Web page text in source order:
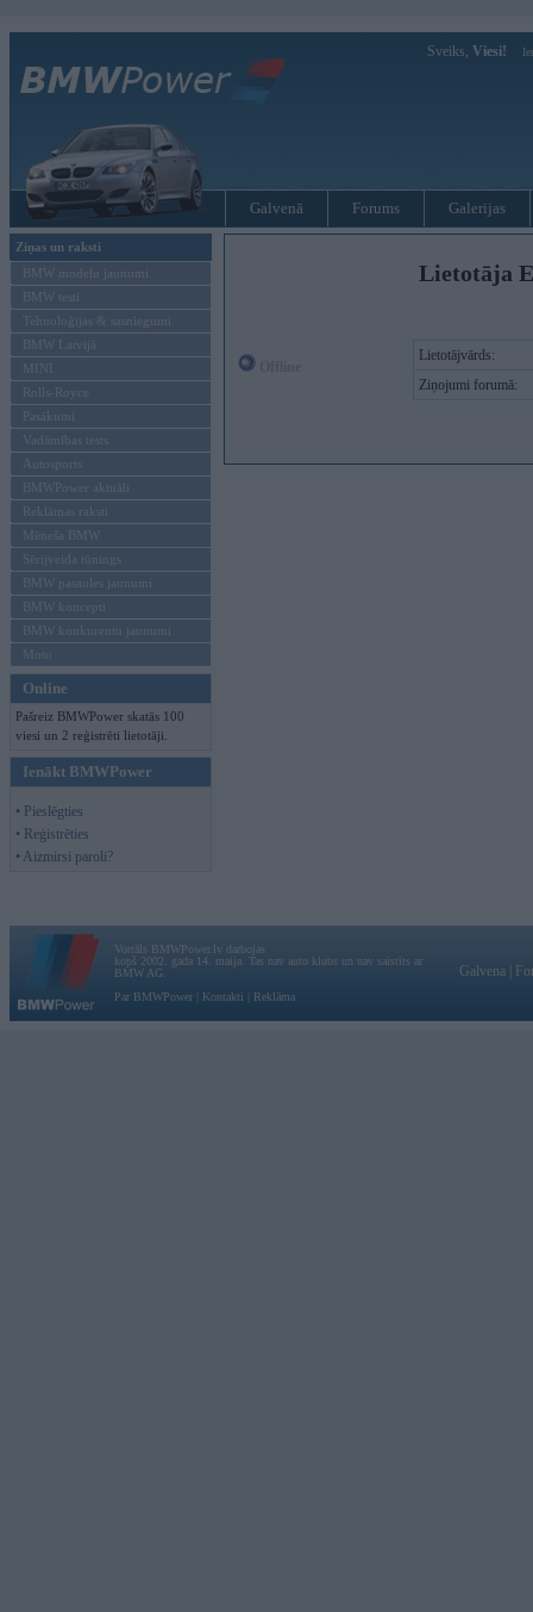
Sveiks, Viesi!
Galvenā Forums Galerijas
Ziņas un raksti
BMW modeļu jaunumi
BMW testi
Tehnoloģijas & sasniegumi
BMW Latvijā
MINI
Rolls-Royce
Pasākumi
Vadāmības tests
Autosports
BMWPower aktuāli
Reklāmas raksti
Mēneša BMW
Sērijveida tūnings
BMW pasaules jaunumi
BMW koncepti
BMW konkurentu jaunumi
Moto
Online
Pašreiz BMWPower skatās 100
viesi un 2 reģistrēti lietotāji.
Ienākt BMWPower
• Pieslēgties
• Reģistrēties
• Aizmirsi paroli?
Lietotāja
Lietotājvārds:
Ziņojumi forumā:
Vortāls BMWPower.lv darbojas
kopš 2002. gada 14. maija. Tas nav auto klubs un nav saistīts ar
BMW AG.
Par BMWPower
Kontakti Reklāma
Galvena